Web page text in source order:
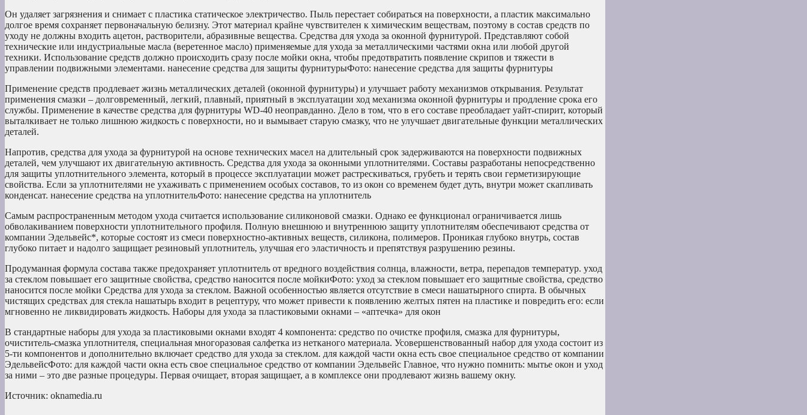
Он удаляет загрязнения и снимает с пластика статическое электричество. Пыль перестает собираться на поверхности, а пластик максимально
долгое время сохраняет первоначальную белизну. Этот материал крайне чувствителен к химическим веществам, поэтому в состав средств по
уходу не должны входить ацетон, растворители, абразивные вещества. Средства для ухода за оконной фурнитурой. Представляют собой
технические или индустриальные масла (веретенное масло) применяемые для ухода за металлическими частями окна или любой другой
техники. Использование средств должно происходить сразу после мойки окна, чтобы предотвратить появление скрипов и тяжести в
управлении подвижными элементами. нанесение средства для защиты фурнитурыФото: нанесение средства для защиты фурнитуры
Применение средств продлевает жизнь металлических деталей (оконной фурнитуры) и улучшает работу механизмов открывания. Результат
применения смазки – долговременный, легкий, плавный, приятный в эксплуатации ход механизма оконной фурнитуры и продление срока его
службы. Применение в качестве средства для фурнитуры WD-40 неоправданно. Дело в том, что в его составе преобладает уайт-спирит, который
выталкивает не только лишнюю жидкость с поверхности, но и вымывает старую смазку, что не улучшает двигательные функции металлических
деталей.
Напротив, средства для ухода за фурнитурой на основе технических масел на длительный срок задерживаются на поверхности подвижных
деталей, чем улучшают их двигательную активность. Средства для ухода за оконными уплотнителями. Составы разработаны непосредственно
для защиты уплотнительного элемента, который в процессе эксплуатации может растрескиваться, грубеть и терять свои герметизирующие
свойства. Если за уплотнителями не ухаживать с применением особых составов, то из окон со временем будет дуть, внутри может скапливать
конденсат. нанесение средства на уплотнительФото: нанесение средства на уплотнитель
Самым распространенным методом ухода считается использование силиконовой смазки. Однако ее функционал ограничивается лишь
обволакиванием поверхности уплотнительного профиля. Полную внешнюю и внутреннюю защиту уплотнителям обеспечивают средства от
компании Эдельвейс*, которые состоят из смеси поверхностно-активных веществ, силикона, полимеров. Проникая глубоко внутрь, состав
глубоко питает и надолго защищает резиновый уплотнитель, улучшая его эластичность и препятствуя разрушению резины.
Продуманная формула состава также предохраняет уплотнитель от вредного воздействия солнца, влажности, ветра, перепадов температур. уход
за стеклом повышает его защитные свойства, средство наносится после мойкиФото: уход за стеклом повышает его защитные свойства, средство
наносится после мойки Средства для ухода за стеклом. Важной особенностью является отсутствие в смеси нашатырного спирта. В обычных
чистящих средствах для стекла нашатырь входит в рецептуру, что может привести к появлению желтых пятен на пластике и повредить его: если
мгновенно не ликвидировать жидкость. Наборы для ухода за пластиковыми окнами – «аптечка» для окон
В стандартные наборы для ухода за пластиковыми окнами входят 4 компонента: средство по очистке профиля, смазка для фурнитуры,
очиститель-смазка уплотнителя, специальная многоразовая салфетка из нетканого материала. Усовершенствованный набор для ухода состоит из
5-ти компонентов и дополнительно включает средство для ухода за стеклом. для каждой части окна есть свое специальное средство от компании
ЭдельвейсФото: для каждой части окна есть свое специальное средство от компании Эдельвейс Главное, что нужно помнить: мытье окон и уход
за ними – это две разные процедуры. Первая очищает, вторая защищает, а в комплексе они продлевают жизнь вашему окну.
Источник: oknamedia.ru